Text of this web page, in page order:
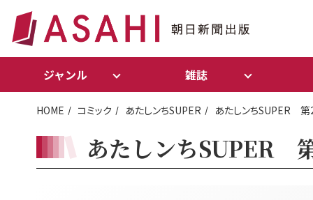
ジャンル 雑誌
HOME コミック あたしンちSUPER あたしンちSUPER 第
あたしンちSUPER